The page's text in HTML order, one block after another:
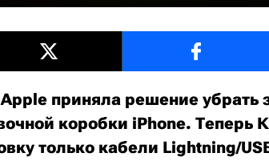
приняла решение убрать
коробки iPhone. Теперь
только кабели Lightning/